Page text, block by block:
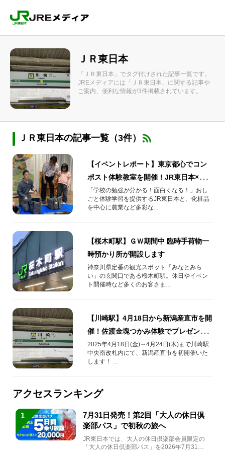
ＪＲ東日本
「ＪＲ東日本」でタグ付けされた記事一覧です。
JREメディアには「ＪＲ東日本」に関する記事や
ご案内、便利な情報が3件掲載されています。
ＪＲ東日本の記事一覧（3件）
【イベントレポート】東京都心でコン
ポスト体験教室を開催！JR東日本×ア
ルソア
「学校の勉強が分かる！面白くなる！」おし
ごと体験学習を提供するJR東日本と、化粧品
を中心に農業など多彩な...
【桜木町駅】ＧＷ期間中 臨時手荷物一
時預かり所が開設します
神奈川県定番の観光スポット「みなとみら
い」の玄関口である桜木町駅。休日やイベン
ト開催時など多くのお客さま...
【川崎駅】4月18日から新潟産直市を開
催！佐渡金塊つかみ体験でプレゼント
企画も！
2025年4月18日(金)～4月24日(木)まで川崎駅
中央南改札内にて、新潟産直市を初開催いた
します！ ...
アクセスランキング
1
7月31日発売！第2回「大人の休日倶
楽部パス」で初秋の旅へ
JR東日本では、大人の休日倶楽部会員限定の
「大人の休日倶楽部パス」を2026年7月31日